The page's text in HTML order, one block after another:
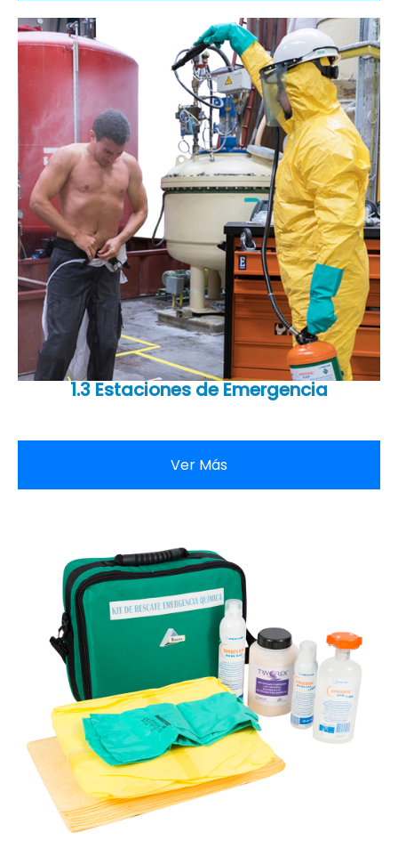
1.3 Estaciones de Emergencia
Ver Más